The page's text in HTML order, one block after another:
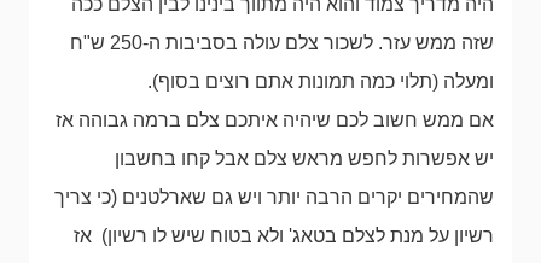
היה מדריך צמוד והוא היה מתווך בינינו לבין הצלם ככה
שזה ממש עזר. לשכור צלם עולה בסביבות ה-250 ש"ח
ומעלה (תלוי כמה תמונות אתם רוצים בסוף).
אם ממש חשוב לכם שיהיה איתכם צלם ברמה גבוהה אז
יש אפשרות לחפש מראש צלם אבל קחו בחשבון
שהמחירים יקרים הרבה יותר ויש גם שארלטנים (כי צריך
רשיון על מנת לצלם בטאג' ולא בטוח שיש לו רשיון) אז